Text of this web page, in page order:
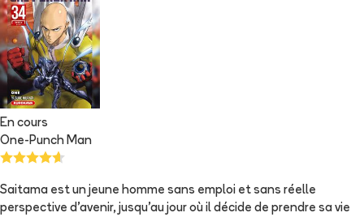
En cours
One-Punch Man
Saitama est un jeune homme sans emploi et sans réelle
perspective d'avenir, jusqu'au jour où il décide de prendre sa vie